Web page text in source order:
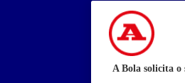
A Bola solicita o